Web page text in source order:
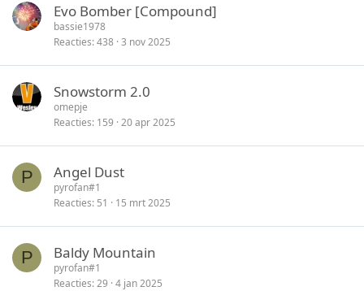
Evo Bomber [Compound]
bassie1978
Reacties 438 3 nov 2025
Snowstorm 2.0
omepje
Reacties 159 20 apr 2025
P Angel Dust
pyrofan#1
Reacties 51 15 mrt 2025
P Baldy Mountain
pyrofan#1
Reacties 29 4 jan 2025